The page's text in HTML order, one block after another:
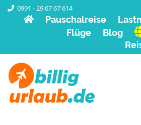
0991 - 29 67 67 614
Pauschalreise
Flüge
Blog